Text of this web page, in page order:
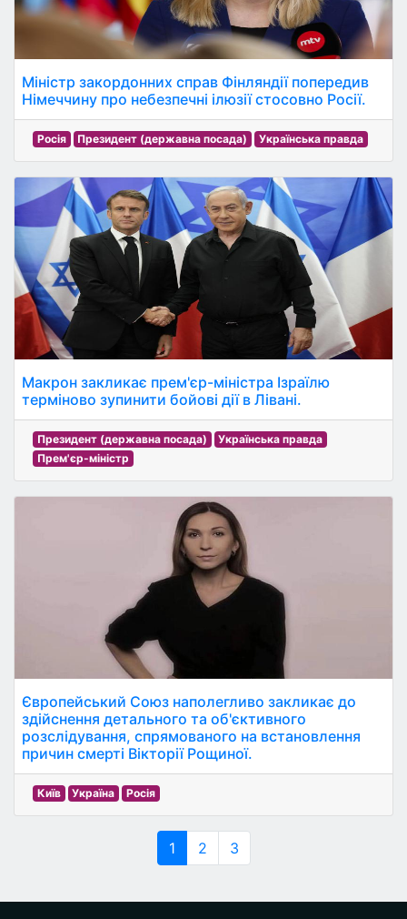
Міністр закордонних справ Фінляндії попередив
Німеччину про небезпечні ілюзії стосовно Росії.
Росія Президент (державна посада) Українська правда
Макрон закликає прем'єр-міністра Ізраїлю
терміново зупинити бойові дії в Лівані.
Президент (державна посада)
Українська правда
Прем'єр-міністр
Європейський Союз наполегливо закликає до
здійснення детального та об'єктивного
розслідування, спрямованого на встановлення
причин смерті Вікторії Рощиної.
Київ Україна Росія
1 2 3